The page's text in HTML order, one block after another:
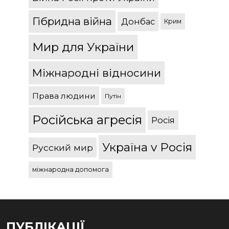
Гібридна війна Донбас Крим
Мир для України
Міжнародні відносини
Права людини Путін
Російська агресія Росія
Русский мир Україна v Росія
міжнародна допомога